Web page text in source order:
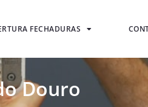
FECHADURAS
Douro